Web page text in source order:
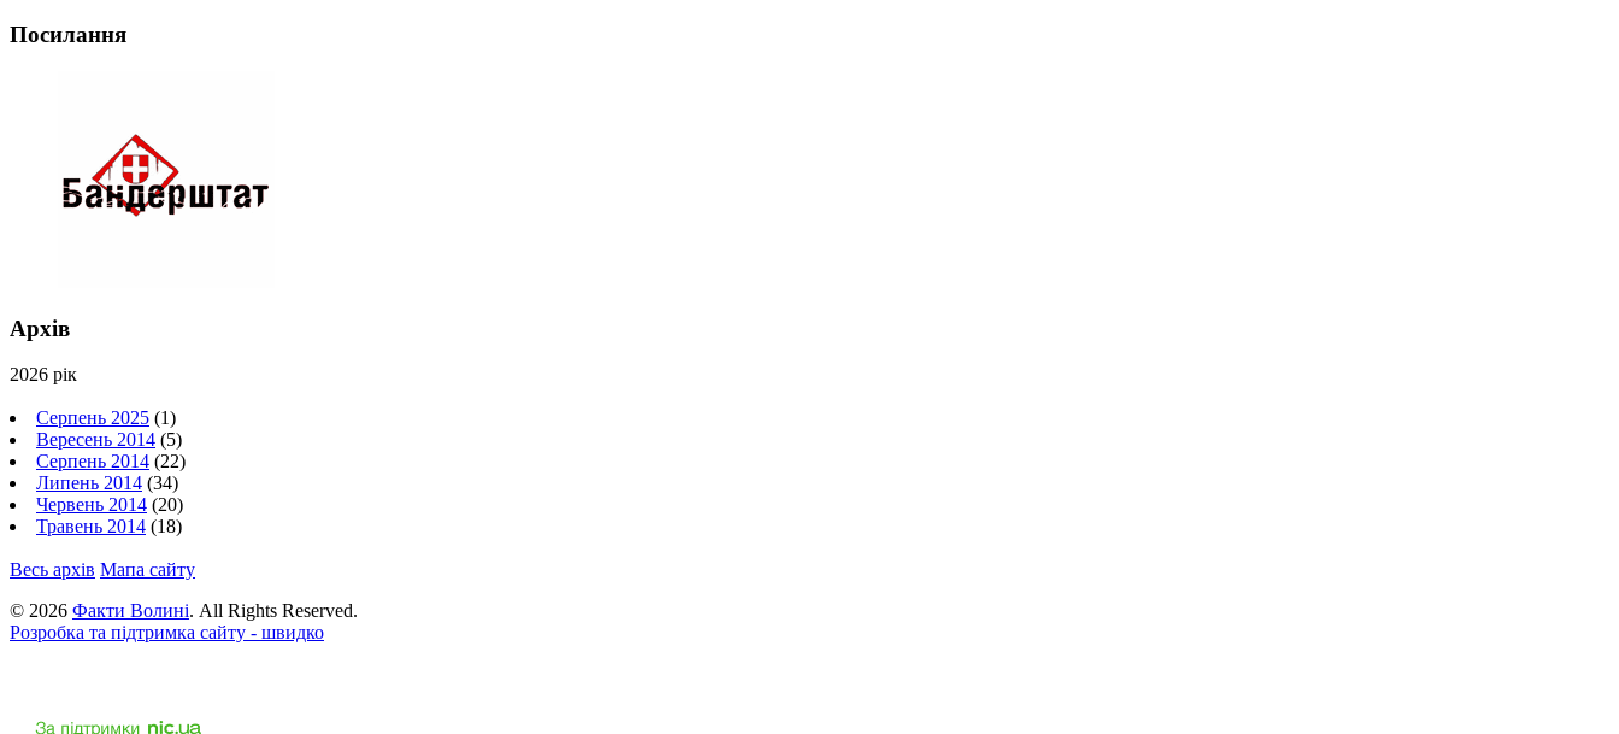
Посилання
Архів
2026 рік
Серпень 2025 (1)
Вересень 2014 (5)
Серпень 2014 (22)
Липень 2014 (34)
Червень 2014 (20)
Травень 2014 (18)
Весь архів Мапа сайту
© 2026 Факти Волині. All Rights Reserved.
Розробка та підтримка сайту - швидко